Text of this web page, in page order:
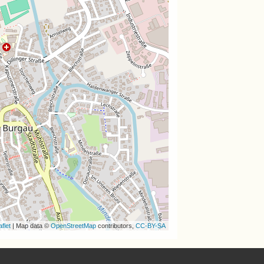
| Map data © OpenStreetMap contributors, CC-BY-SA